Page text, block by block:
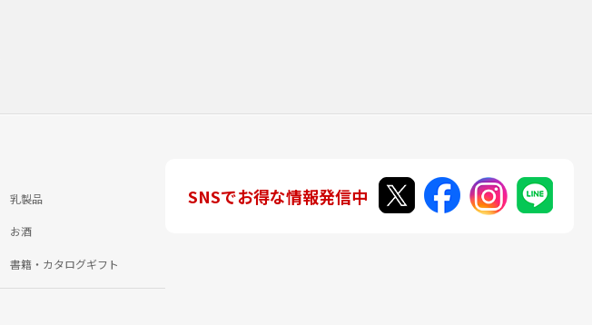
乳製品
お酒
書籍・カタログギフト
SNSでお得な情報発信中